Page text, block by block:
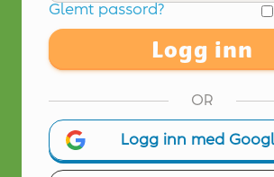
Glemt passord?
Logg inn
OR
Logg inn med